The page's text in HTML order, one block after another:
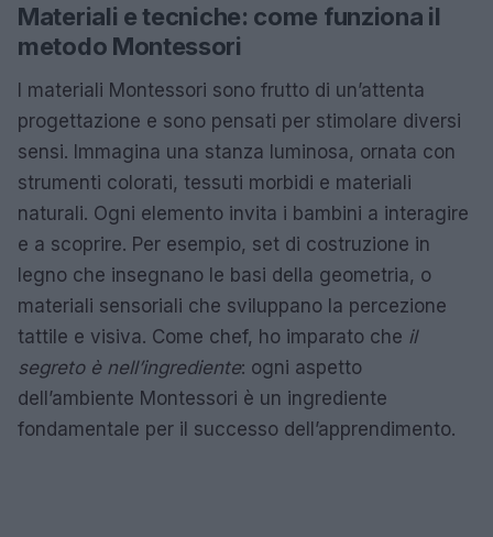
Materiali e tecniche: come funziona il
metodo Montessori
I materiali Montessori sono frutto di un’attenta
progettazione e sono pensati per stimolare diversi
sensi. Immagina una stanza luminosa, ornata con
strumenti colorati, tessuti morbidi e materiali
naturali. Ogni elemento invita i bambini a interagire
e a scoprire. Per esempio, set di costruzione in
legno che insegnano le basi della geometria, o
materiali sensoriali che sviluppano la percezione
tattile e visiva. Come chef, ho imparato che il
segreto è nell’ingrediente: ogni aspetto
dell’ambiente Montessori è un ingrediente
fondamentale per il successo dell’apprendimento.